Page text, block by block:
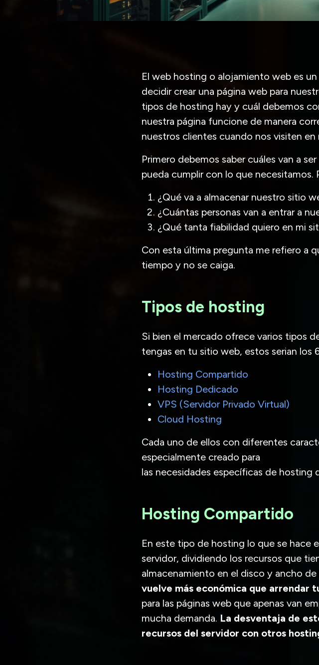
El web hosting o alojamiento web es
decidir crear una página web para
tipos de hosting hay y cuál debemos
nuestra página funcione de manera
nuestros clientes cuando nos visiten
Primero debemos saber cuáles van a
pueda cumplir con lo que necesitamos.
¿Qué va a almacenar nuestro sitio
¿Cuántas personas van a entrar a
¿Qué tanta fiabilidad quiero en mi
Con esta última pregunta me refiero a
tiempo y no se caiga.
Tipos de hosting
Si bien el mercado ofrece varios tipos
tengas en tu sitio web, estos serian los
Hosting Compartido
Hosting Dedicado
VPS (Servidor Privado Virtual)
Cloud Hosting
Cada uno de ellos con diferentes
especialmente creado para
las necesidades específicas de hosting
Hosting Compartido
En este tipo de hosting lo que se hace
servidor, dividiendo los recursos que
almacenamiento en el disco y ancho de
vuelve más económica que arrendar
para las páginas web que apenas van
mucha demanda. La desventaja de
recursos del servidor con otros